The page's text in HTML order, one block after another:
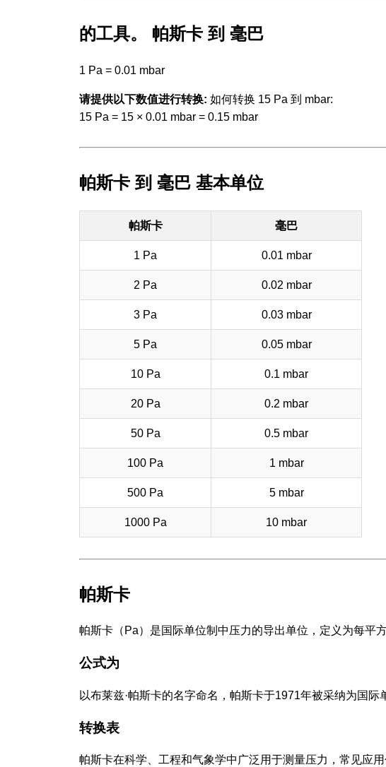
的工具。 帕斯卡 到 毫巴
1 Pa = 0.01 mbar
请提供以下数值进行转换: 如何转换 15 Pa 到 mbar:
15 Pa = 15 × 0.01 mbar = 0.15 mbar
帕斯卡 到 毫巴 基本单位
帕斯卡 毫巴
1 Pa 0.01 mbar
2 Pa 0.02 mbar
3 Pa 0.03 mbar
5 Pa 0.05 mbar
10 Pa 0.1 mbar
20 Pa 0.2 mbar
50 Pa 0.5 mbar
100 Pa 1 mbar
500 Pa 5 mbar
1000 Pa 10 mbar
帕斯卡
帕斯卡（Pa）是国际单位制中压力的导出单位，定义为每平方
公式为
以布莱兹·帕斯卡的名字命名，帕斯卡于1971年被采纳为国
转换表
帕斯卡在科学、工程和气象学中广泛用于测量压力，常见应